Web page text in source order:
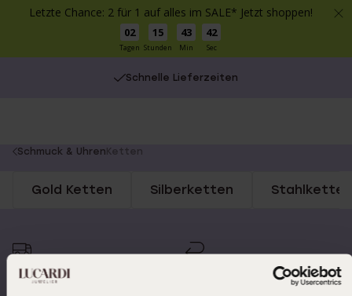
Letzte Chance: 2 für 1 auf alles im SALE* Jetzt shoppen!
02
Tagen
15
Stunden
43
Min
42
Sec
Schnelle Lieferzeiten
You
here:
Schmuck & Uhren Ketten
Gold Ketten Silberketten Stahlketten
Schnelle Lieferzeiten
14 Tage kostenlos